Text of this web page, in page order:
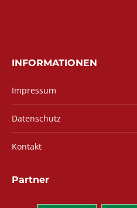
INFORMATIONEN
Impressum
Datenschutz
Kontakt
Partner